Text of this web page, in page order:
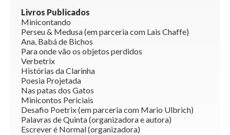
Livros Publicados
Minicontando
Perseu & Medusa (em parceria com Lais Chaffe)
Ana, Babá de Bichos
Para onde vão os objetos perdidos
Verbetrix
Histórias da Clarinha
Poesia Projetada
Nas patas dos Gatos
Minicontos Periciais
Desafio Poetrix (em parceria com Mario Ulbrich)
Palavras de Quinta (organizadora e autora)
Escrever é Normal (organizadora)